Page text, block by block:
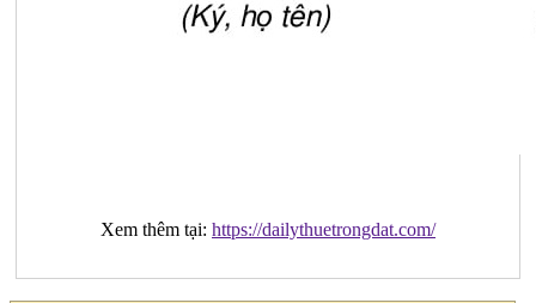
Xem thêm tại: https://dailythuetrongdat.com/